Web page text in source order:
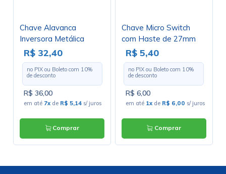
Chave Alavanca
Inversora Metálica
Unipolar Solda Fio 3A
17.107
Liga/Desliga/(Liga)
Momentânea
R$ 32,40
no PIX ou Boleto com 10%
de desconto
R$ 36,00
em até 7x de R$ 5,14 s/ juros
Comprar
Chave Micro Switch
com Haste de 27mm
16A/250Vac - KW11-7-
3
R$ 5,40
no PIX ou Boleto com 10%
de desconto
R$ 6,00
em até 1x de R$ 6,00 s/ juros
Comprar